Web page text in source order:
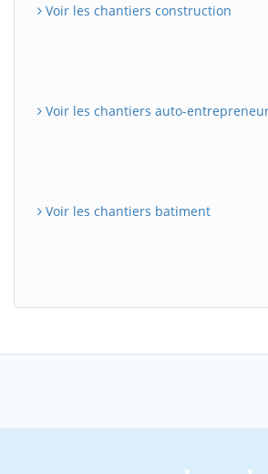
Voir les chantiers construction
Voir les chantiers auto-
Voir les chantiers batiment